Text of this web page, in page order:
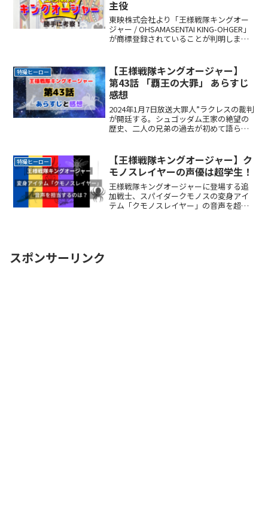
主役
東映株式会社より「王様戦隊キングオー
ジャー / OHSAMASENTAI KING-OHGER」
が商標登録されていることが判明しまし
について勝手に考察をしてみました。キ
ングオージャー,キングオウジャー
特撮ヒーロー
【王様戦隊キングオージャー】
第43話 「覇王の大罪」 あらすじ
感想
2024年1月7日放送大罪人”ラクレスの裁判
が開廷する。シュゴッダム王家の絶望の
歴史、二人の兄弟の過去が初めて語られ
ルカリでキングオージャーグッズを探す
メルカリでキンReadMore...
特撮ヒーロー
【王様戦隊キングオージャー】ク
モノスレイヤーの声優は超学生！
王様戦隊キングオージャーに登場する追
加戦士、スパイダークモノスの変身アイ
テム「クモノスレイヤー」の音声を超学
スポンサーリンク